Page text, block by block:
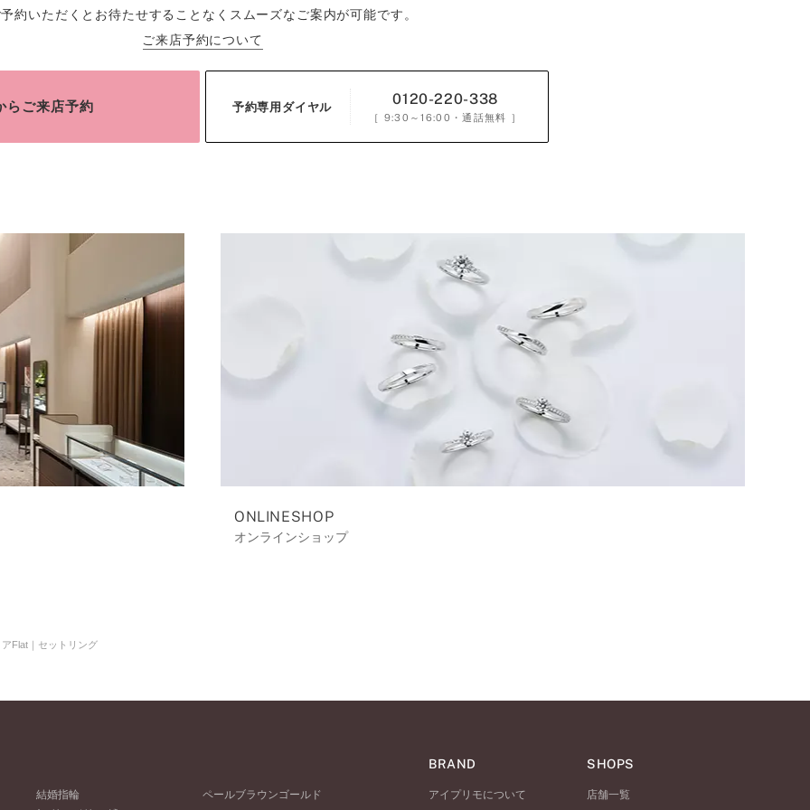
約いただくとお待たせすることなくスムーズなご案内が可能です。
ご来店予約について
らご来店予約 予約専用ダイヤル 0120-220-338
［ 9:30～16:00 ・通話無料 ］
ONLINESHOP
オンラインショップ
Flat｜セットリング
結婚指輪
ペールブラウンゴールド
BRAND
アイプリモについて
SHOPS
店舗一覧